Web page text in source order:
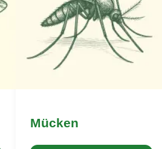
Mücken